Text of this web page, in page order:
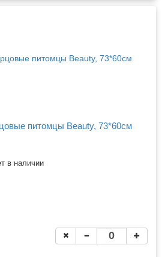
питомцы Beauty, 73*60см
в наличии